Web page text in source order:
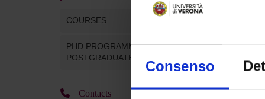
Consenso
COURSES
PHD PROGRAMMES AND
POSTGRADUATE COURSES
Contacts